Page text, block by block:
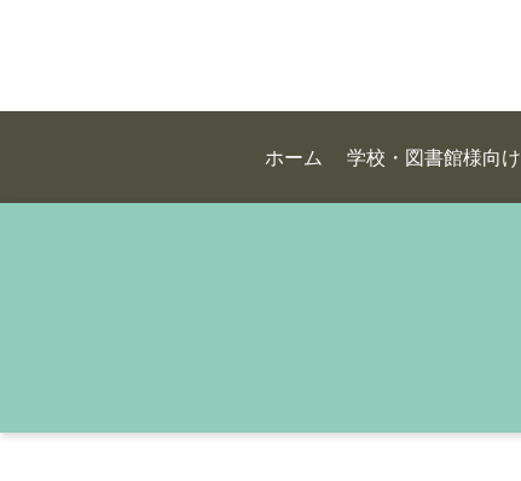
ホーム 学校・図書館様向け